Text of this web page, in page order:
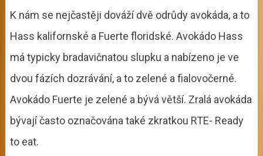
K nám se nejčastěji dováží dvě odrůdy avokáda, a to
Hass kalifornské a Fuerte floridské. Avokádo Hass
má typicky bradavičnatou slupku a nabízeno je ve
dvou fázích dozrávání, a to zelené a fialovočerné.
Avokádo Fuerte je zelené a bývá větší. Zralá avokáda
bývají často označována také zkratkou RTE- Ready
to eat.